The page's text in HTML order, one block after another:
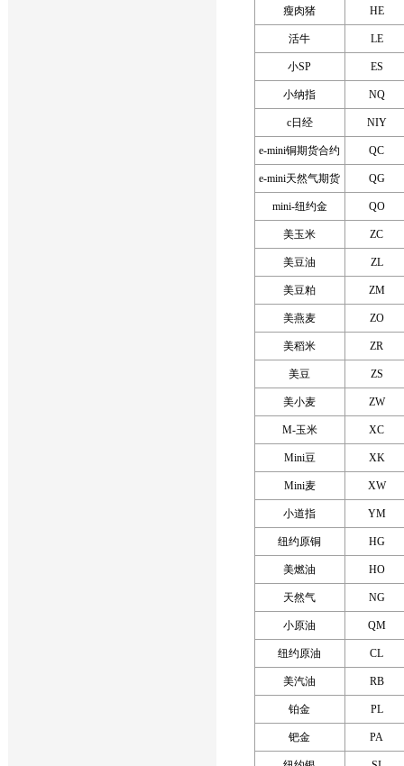
瘦肉猪 HE
活牛 LE
小SP ES
小纳指 NQ
c日经 NIY
e-mini铜期货合约 QC
e-mini天然气期货 QG
mini-纽约金 QO
美玉米 ZC
美豆油 ZL
美豆粕 ZM
美燕麦 ZO
美稻米 ZR
美豆 ZS
美小麦 ZW
M-玉米 XC
Mini豆 XK
Mini麦 XW
小道指 YM
纽约原铜 HG
美燃油 HO
天然气 NG
小原油 QM
纽约原油 CL
美汽油 RB
铂金 PL
钯金 PA